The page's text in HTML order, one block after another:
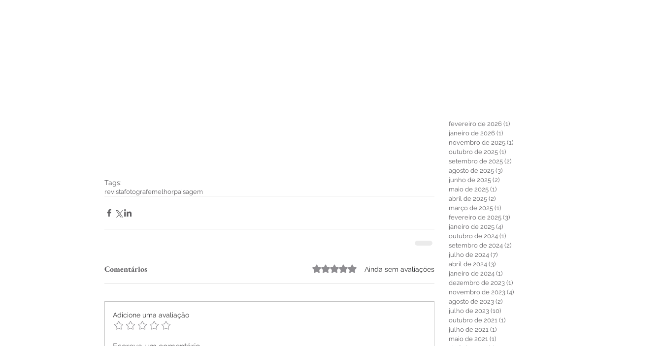
Tags:
revistafotografemelhorpaisagem
Comentários Avaliado com 0 de 5 estrelas.Ainda sem avaliações
Adicione uma avaliação
fevereiro de 2026 (1)
janeiro de 2026 (1)
novembro de 2025 (1)
outubro de 2025 (1)
setembro de 2025 (2)
agosto de 2025 (3)
junho de 2025 (2)
maio de 2025 (1)
abril de 2025 (2)
março de 2025 (1)
fevereiro de 2025 (3)
janeiro de 2025 (4)
outubro de 2024 (1)
setembro de 2024 (2)
julho de 2024 (7)
abril de 2024 (3)
janeiro de 2024 (1)
dezembro de 2023 (1)
novembro de 2023 (4)
agosto de 2023 (2)
julho de 2023 (10)
outubro de 2021 (1)
julho de 2021 (1)
maio de 2021 (1)